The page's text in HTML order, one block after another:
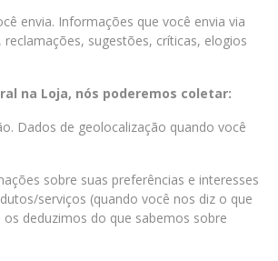
envia. Informações que você envia via
sugestões, críticas, elogios
na Loja, nós poderemos coletar:
Dados de geolocalização quando você
sobre suas preferências e interesses
serviços (quando você nos diz o que
deduzimos do que sabemos sobre